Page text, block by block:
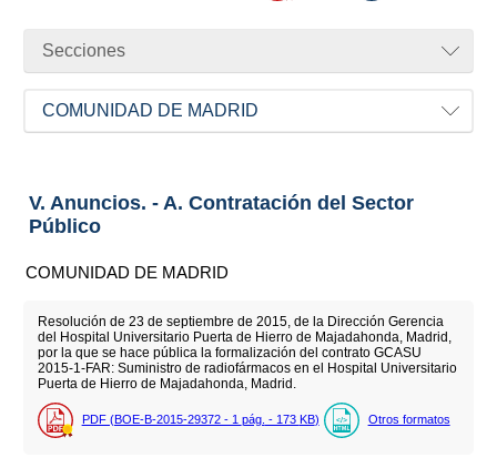
Secciones
COMUNIDAD DE MADRID
V. Anuncios. - A. Contratación del Sector
Público
COMUNIDAD DE MADRID
Resolución de 23 de septiembre de 2015, de la Dirección Gerencia
del Hospital Universitario Puerta de Hierro de Majadahonda, Madrid,
por la que se hace pública la formalización del contrato GCASU
2015-1-FAR: Suministro de radiofármacos en el Hospital Universitario
Puerta de Hierro de Majadahonda, Madrid.
PDF (BOE-B-2015-29372 - 1 pág. - 173 KB) Otros formatos